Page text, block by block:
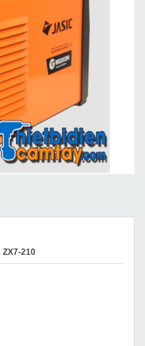
ZX7-210